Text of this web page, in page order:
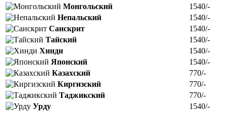
Монгольский
1540/-
Непальский
1540/-
Санскрит
1540/-
Тайский
1540/-
Хинди
1540/-
Японский
1540/-
Казахский
770/-
Киргизский
770/-
Таджикский
770/-
Урду
1540/-